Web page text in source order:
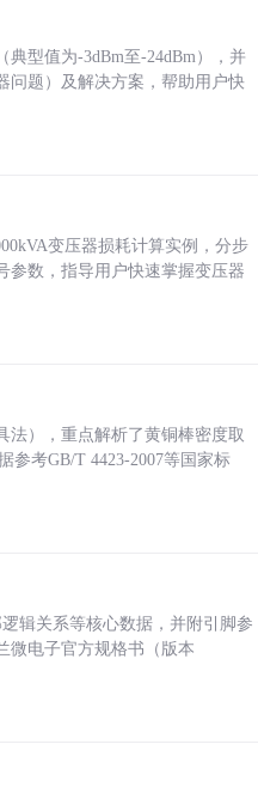
型值为-3dBm至-24dBm），并
问题）及解决方案，帮助用户快
变压器损耗计算实例，分步
参数，指导用户快速掌握变压器
法），重点解析了黄铜棒密度取
参考GB/T 4423-2007等国家标
辑关系等核心数据，并附引脚参
微电子官方规格书（版本